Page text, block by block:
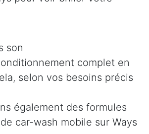
son
complet en
selon vos besoins précis
également des formules
car-wash mobile sur Ways